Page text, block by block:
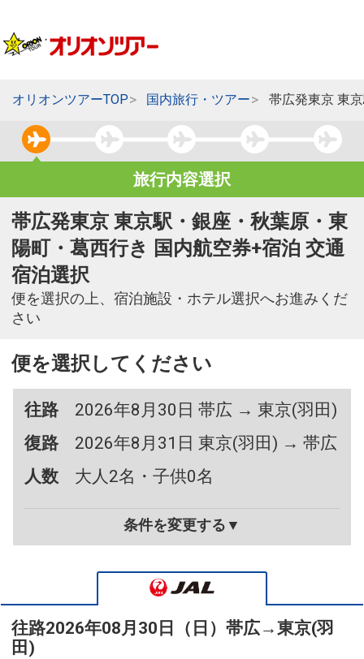
オリオンツアーTOP 国内旅行・ツアー 帯広発東京 東
旅行内容選択
帯広発東京 東京駅・銀座・秋葉原・東
陽町・葛西行き 国内航空券+宿泊 交通
宿泊選択
便を選択の上、宿泊施設・ホテル選択へお進みくだ
さい
便を選択してください
往路
2026年8月30日 帯広 → 東京(羽田)
復路
2026年8月31日 東京(羽田) → 帯広
人数
大人2名・子供0名
条件を変更する▼
往路2026年08月30日（日） 帯広→東京(羽
田)